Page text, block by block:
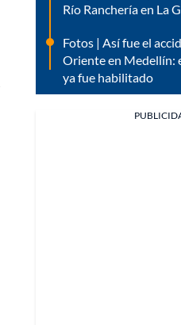
Río Ranchería en La
Fotos | Así fue el
Oriente en Medellín:
ya fue habilitado